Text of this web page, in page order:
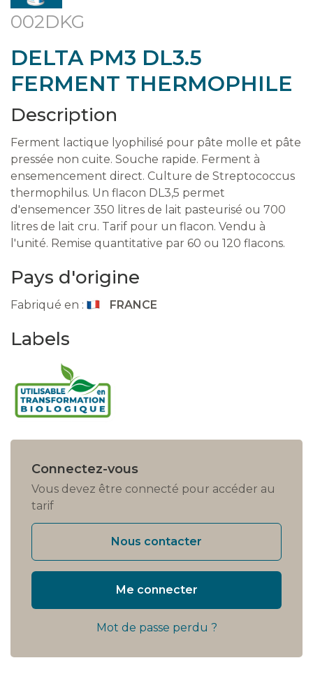
002DKG
DELTA PM3 DL3.5
FERMENT THERMOPHILE
Description
Ferment lactique lyophilisé pour pâte molle et pâte
pressée non cuite. Souche rapide. Ferment à
ensemencement direct. Culture de Streptococcus
thermophilus. Un flacon DL3,5 permet
d'ensemencer 350 litres de lait pasteurisé ou 700
litres de lait cru. Tarif pour un flacon. Vendu à
l'unité. Remise quantitative par 60 ou 120 flacons.
Pays d'origine
Fabriqué en : FRANCE
Labels
Connectez-vous
Vous devez être connecté pour accéder au
tarif
Nous contacter
Me connecter
Mot de passe perdu ?